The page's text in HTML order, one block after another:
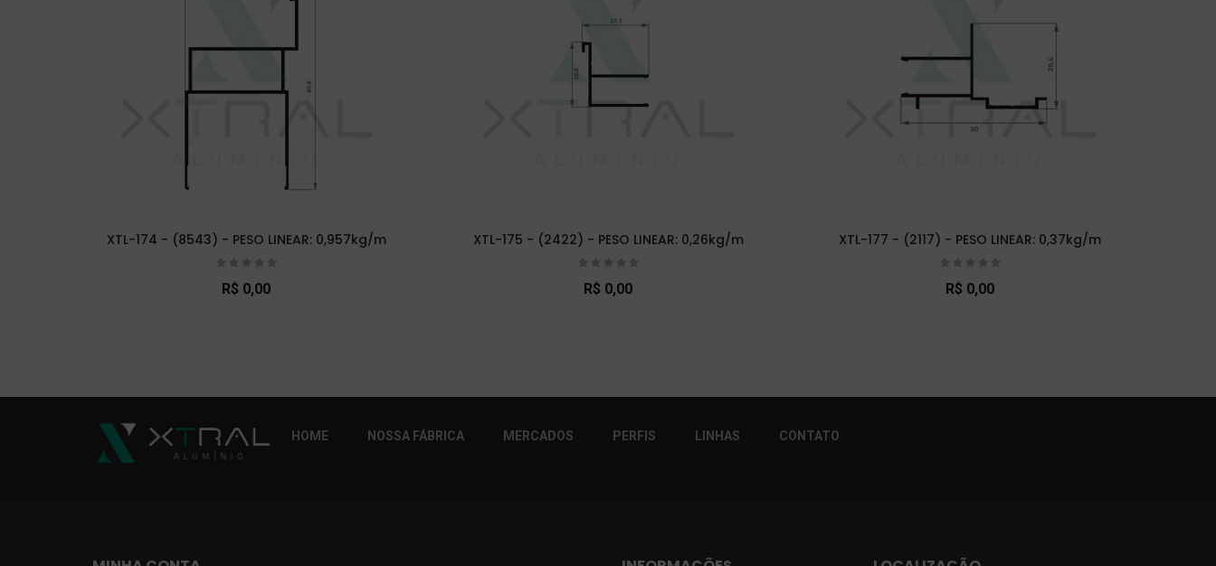
XTL-174 - (8543) - PESO LINEAR: 0,957kg/m
R$ 0,00
XTL-175 - (2422) - PESO LINEAR: 0,26kg/m
R$ 0,00
XTL-177 - (2117) - PESO LINEAR: 0,37kg/m
R$ 0,00
HOME NOSSA FÁBRICA MERCADOS PERFIS LINHAS CONTATO